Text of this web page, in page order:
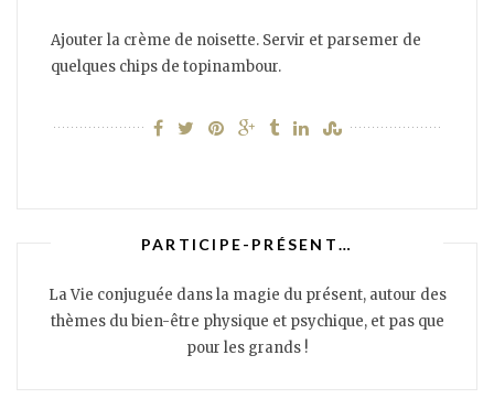
Ajouter la crème de noisette. Servir et parsemer de
quelques chips de topinambour.
PARTICIPE-PRÉSENT…
La Vie conjuguée dans la magie du présent, autour des
thèmes du bien-être physique et psychique, et pas que
pour les grands !